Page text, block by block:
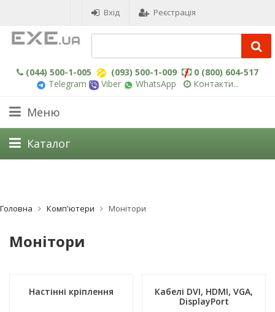
Вхід Реєстрація
(044) 500-1-005 (093) 500-1-009
0 (800) 604-517
Telegram
Viber WhatsApp Контакти...
Меню
Каталог
Головна Комп'ютери Монітори
Монітори
Настінні кріплення
Кабелі DVI, HDMI, VGA,
DisplayPort